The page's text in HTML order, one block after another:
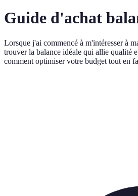
Guide d'achat
Lorsque j'ai commencé à m'intéresser à
trouver la balance idéale qui allie qualité
comment optimiser votre budget tout en